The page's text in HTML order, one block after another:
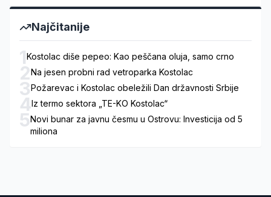
Najčitanije
1Kostolac diše pepeo: Kao peščana oluja, samo crno
2Na jesen probni rad vetroparka Kostolac
3Požarevac i Kostolac obeležili Dan državnosti Srbije
4Iz termo sektora „TE-KO Kostolac“
5Novi bunar za javnu česmu u Ostrovu: Investicija od 5
miliona